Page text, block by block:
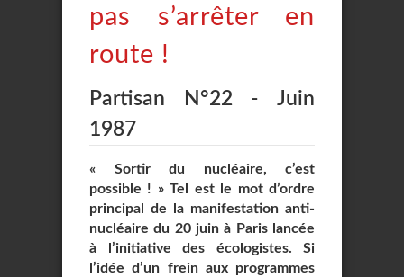
pas s’arrêter en
route !
Partisan N°22 - Juin
1987
« Sortir du nucléaire, c’est
possible ! » Tel est le mot d’ordre
principal de la manifestation anti-
nucléaire du 20 juin à Paris lancée
à l’initiative des écologistes. Si
l’idée d’un frein aux programmes